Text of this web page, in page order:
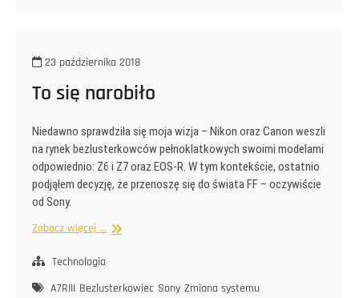
23 października 2018
To się narobiło
Niedawno sprawdziła się moja wizja – Nikon oraz Canon weszli
na rynek bezlusterkowców pełnoklatkowych swoimi modelami
odpowiednio: Z6 i Z7 oraz EOS-R. W tym kontekście, ostatnio
podjąłem decyzję, że przenoszę się do świata FF – oczywiście
od Sony.
Zobacz więcej ... To
Technologia
A7RIII Bezlusterkowiec Sony Zmiana systemu